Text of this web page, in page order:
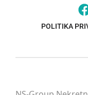
POLITIKA